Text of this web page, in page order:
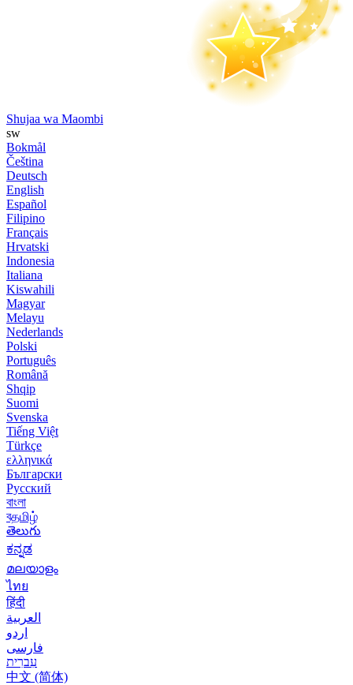
Shujaa wa Maombi
sw
Bokmål
Čeština
Deutsch
English
Español
Filipino
Français
Hrvatski
Indonesia
Italiana
Kiswahili
Magyar
Melayu
Nederlands
Polski
Português
Română
Shqip
Suomi
Svenska
Tiếng Việt
Türkçe
ελληνικά
Български
Русский
বাংলা
বதமிழ்
తెలుగు
ಕನ್ನಡ
മലയാളം
ไทย
हिंदी
العربية
اردو
فارسی
עִברִית
中文 (简体)